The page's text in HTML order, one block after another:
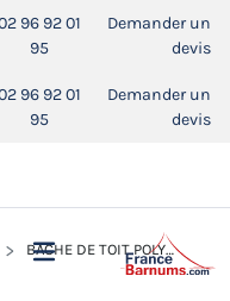
96 92 01
95
Demander un
devis
96 92 01
95
Demander un
devis
BÂCHE DE TOIT POLYESTER 320G/M² POUR BARNUM PLIANT ALU PRO 45 ECO